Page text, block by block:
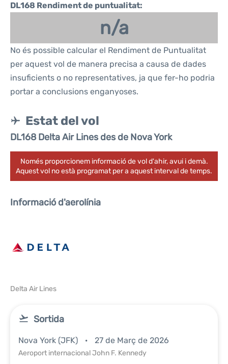
DL168 Rendiment de puntualitat:
n/a
No és possible calcular el Rendiment de Puntualitat
per aquest vol de manera precisa a causa de dades
insuficients o no representatives, ja que fer-ho podria
portar a conclusions enganyoses.
Estat del vol
DL168 Delta Air Lines des de Nova York
Només proporcionem informació de vol d'ahir, avui i demà.
Aquest vol no està programat per a aquest interval de temps.
Informació d'aerolínia
Delta Air Lines
Sortida
Nova York (JFK) 27 de Març de 2026
Aeroport internacional John F. Kennedy